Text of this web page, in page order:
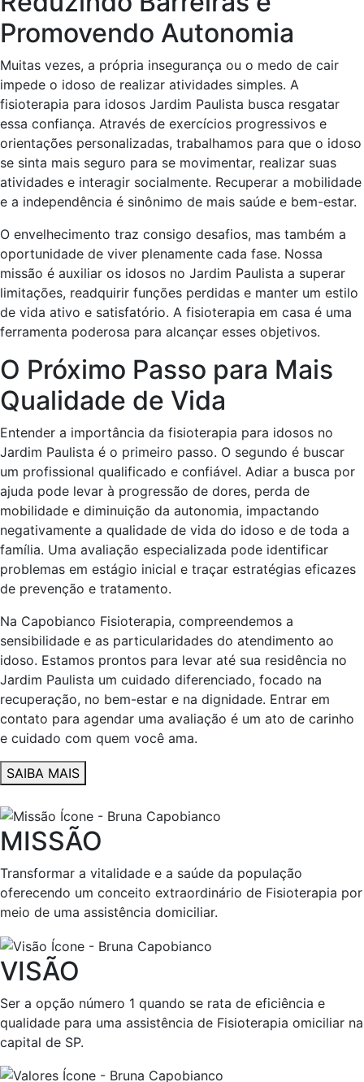
Promovendo Autonomia
Muitas vezes, a própria insegurança ou o medo de cair
impede o idoso de realizar atividades simples. A
fisioterapia para idosos Jardim Paulista busca resgatar
essa confiança. Através de exercícios progressivos e
orientações personalizadas, trabalhamos para que o idoso
se sinta mais seguro para se movimentar, realizar suas
atividades e interagir socialmente. Recuperar a mobilidade
e a independência é sinônimo de mais saúde e bem-estar.
O envelhecimento traz consigo desafios, mas também a
oportunidade de viver plenamente cada fase. Nossa
missão é auxiliar os idosos no Jardim Paulista a superar
limitações, readquirir funções perdidas e manter um estilo
de vida ativo e satisfatório. A fisioterapia em casa é uma
ferramenta poderosa para alcançar esses objetivos.
O Próximo Passo para Mais
Qualidade de Vida
Entender a importância da fisioterapia para idosos no
Jardim Paulista é o primeiro passo. O segundo é buscar
um profissional qualificado e confiável. Adiar a busca por
ajuda pode levar à progressão de dores, perda de
mobilidade e diminuição da autonomia, impactando
negativamente a qualidade de vida do idoso e de toda a
família. Uma avaliação especializada pode identificar
problemas em estágio inicial e traçar estratégias eficazes
de prevenção e tratamento.
Na Capobianco Fisioterapia, compreendemos a
sensibilidade e as particularidades do atendimento ao
idoso. Estamos prontos para levar até sua residência no
Jardim Paulista um cuidado diferenciado, focado na
recuperação, no bem-estar e na dignidade. Entrar em
contato para agendar uma avaliação é um ato de carinho
e cuidado com quem você ama.
SAIBA MAIS
MISSÃO
Transformar a vitalidade e a saúde da população
oferecendo um conceito extraordinário de Fisioterapia por
meio de uma assistência domiciliar.
VISÃO
Ser a opção número 1 quando se rata de eficiência e
qualidade para uma assistência de Fisioterapia omiciliar na
capital de SP.